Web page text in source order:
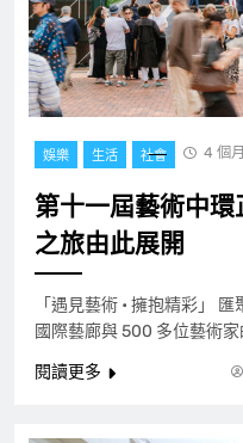
娛樂 生活 社會 4 個
第十一屆藝術中
之旅由此展開
「遇見藝術 • 擁抱精彩」
國際藝廊與 500 多位藝術
閱讀更多